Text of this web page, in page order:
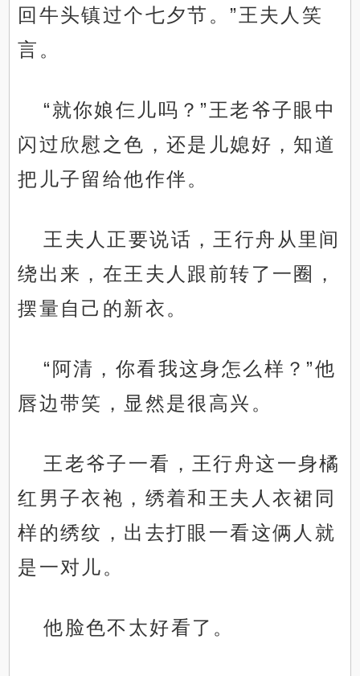
回牛头镇过个七夕节。”王夫人笑
言。
“就你娘仨儿吗？”王老爷子眼中
闪过欣慰之色，还是儿媳好，知道
把儿子留给他作伴。
王夫人正要说话，王行舟从里间
绕出来，在王夫人跟前转了一圈，
摆量自己的新衣。
“阿清，你看我这身怎么样？”他
唇边带笑，显然是很高兴。
王老爷子一看，王行舟这一身橘
红男子衣袍，绣着和王夫人衣裙同
样的绣纹，出去打眼一看这俩人就
是一对儿。
他脸色不太好看了。